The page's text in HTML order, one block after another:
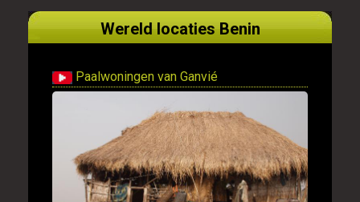
Wereld locaties Benin
Paalwoningen van Ganvié